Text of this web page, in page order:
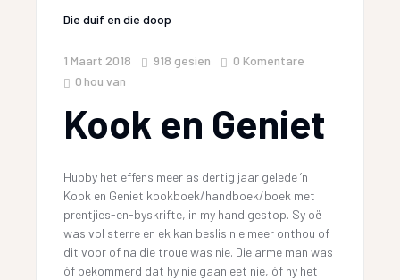
Die duif en die doop
1 Maart 2018 918 gesien
0 Komentare
0 hou van
Kook en Geniet
Hubby het effens meer as dertig jaar gelede ’n
Kook en Geniet kookboek/handboek/boek met
prentjies-en-byskrifte, in my hand gestop. Sy oë
was vol sterre en ek kan beslis nie meer onthou of
dit voor of na die troue was nie. Die arme man was
óf bekommerd dat hy nie gaan eet nie, óf hy het